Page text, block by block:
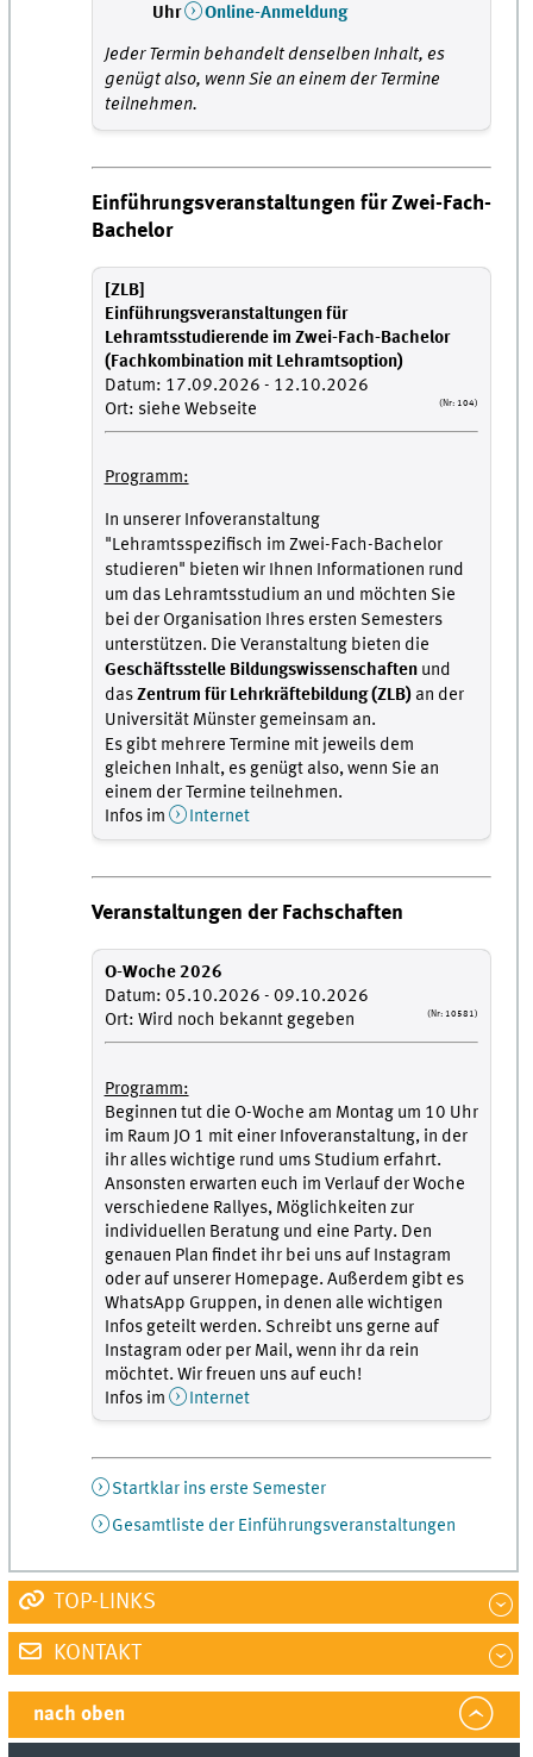
Uhr
Online-Anmeldung
Jeder Termin behandelt denselben Inhalt, es
genügt also, wenn Sie an einem der Termine
teilnehmen.
Einführungsveranstaltungen für Zwei-Fach-
Bachelor
[ZLB]
Einführungsveranstaltungen für
Lehramtsstudierende im Zwei-Fach-Bachelor
(Fachkombination mit Lehramtsoption)
Datum: 17.09.2026 - 12.10.2026
Ort: siehe Webseite
(Nr: 104)
Programm:
In unserer Infoveranstaltung
"Lehramtsspezifisch im Zwei-Fach-Bachelor
studieren" bieten wir Ihnen Informationen rund
um das Lehramtsstudium an und möchten Sie
bei der Organisation Ihres ersten Semesters
unterstützen. Die Veranstaltung bieten die
Geschäftsstelle Bildungswissenschaftenund
dasZentrum für Lehrkräftebildung (ZLB)an der
Universität Münster gemeinsam an.
Es gibt mehrere Termine mit jeweils dem
gleichen Inhalt, es genügt also, wenn Sie an
einem der Termine teilnehmen.
Infos im
Internet
Veranstaltungen der Fachschaften
O-Woche 2026
Datum: 05.10.2026 - 09.10.2026
Ort: Wird noch bekannt gegeben
(Nr: 10581)
Programm:
Beginnen tut die O-Woche am Montag um 10 Uhr
im Raum JO 1 mit einer Infoveranstaltung, in der
ihr alles wichtige rund ums Studium erfahrt.
Ansonsten erwarten euch im Verlauf der Woche
verschiedene Rallyes, Möglichkeiten zur
individuellen Beratung und eine Party. Den
genauen Plan findet ihr bei uns auf Instagram
oder auf unserer Homepage. Außerdem gibt es
WhatsApp Gruppen, in denen alle wichtigen
Infos geteilt werden. Schreibt uns gerne auf
Instagram oder per Mail, wenn ihr da rein
möchtet. Wir freuen uns auf euch!
Infos im
Internet
Startklar ins erste Semester
Gesamtliste der Einführungsveranstaltungen
TOP-LINKS
KONTAKT
nach oben